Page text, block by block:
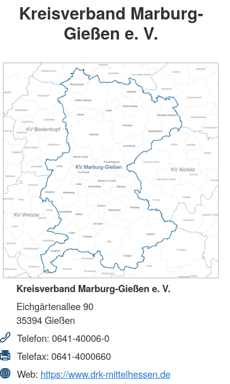
Kreisverband Marburg-
Gießen e. V.
Kreisverband Marburg-Gießen e. V.
Eichgärtenallee 90
35394Gießen
Telefon: 0641-40006-0
Telefax: 0641-4000660
Web: https://www.drk-mittelhessen.de